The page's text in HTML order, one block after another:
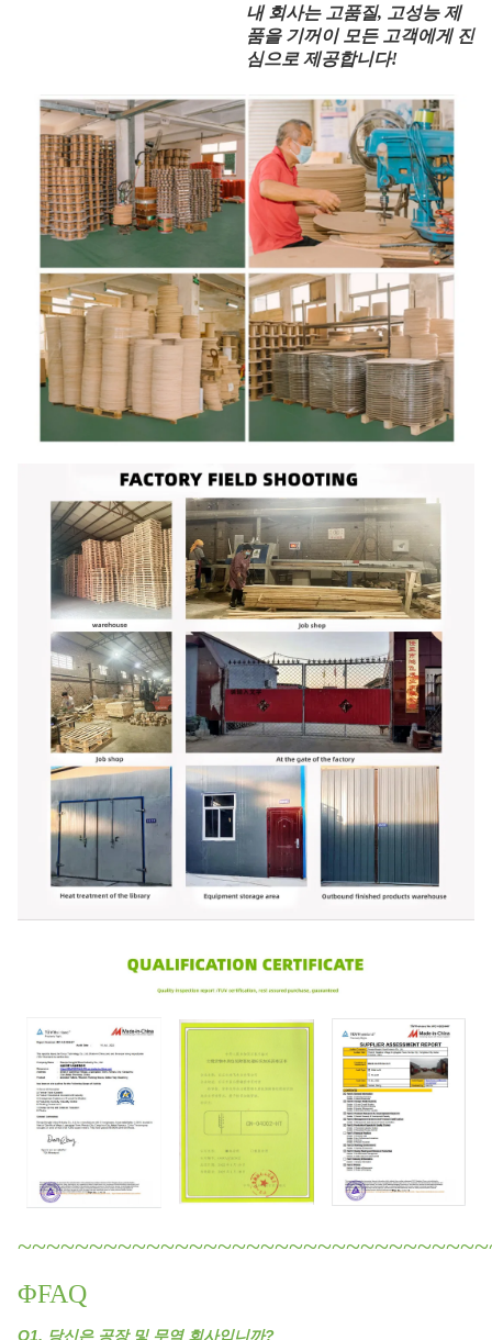
내 회사는 고품질, 고성능 제
품을 기꺼이 모든 고객에게 진
심으로 제공합니다!
ΦFAQ
Q1. 당신은 공장 및 무역 회사입니까?